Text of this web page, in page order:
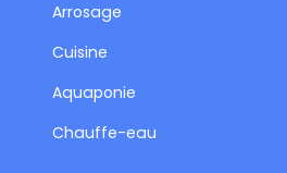
Arrosage
Cuisine
Aquaponie
Chauffe-eau